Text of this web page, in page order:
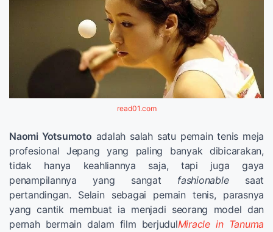
read01.com
Naomi Yotsumoto adalah salah satu pemain tenis meja
profesional Jepang yang paling banyak dibicarakan,
tidak hanya keahliannya saja, tapi juga gaya
penampilannya yang sangat fashionablesaat
pertandingan. Selain sebagai pemain tenis, parasnya
yang cantik membuat ia menjadi seorang model dan
pernah bermain dalam film berjudulMiracle in Tanuma